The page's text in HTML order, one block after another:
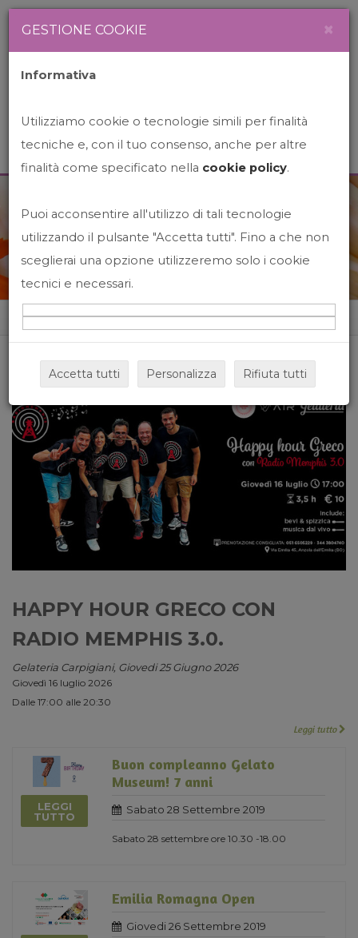
News&Events
Home News&events
HAPPY HOUR GRECO CON
RADIO MEMPHIS 3.0.
Gelateria Carpigiani, Giovedi 25 Giugno 2026
Giovedì 16 luglio 2026
Dalle 17:00 alle 20:30
Leggi tutto
LEGGI
TUTTO
Buon compleanno Gelato
Museum! 7 anni
Sabato 28 Settembre 2019
Sabato 28 settembre ore 10.30 -18.00
Emilia Romagna Open
Giovedi 26 Settembre 2019
GESTIONE COOKIE ×
Informativa
Utilizziamo cookie o tecnologie simili per finalità
tecniche e, con il tuo consenso, anche per altre
finalità come specificato nella cookie policy.
Puoi acconsentire all'utilizzo di tali tecnologie
utilizzando il pulsante "Accetta tutti". Fino a che non
sceglierai una opzione utilizzeremo solo i cookie
tecnici e necessari.
Accetta tutti Personalizza Rifiuta tutti